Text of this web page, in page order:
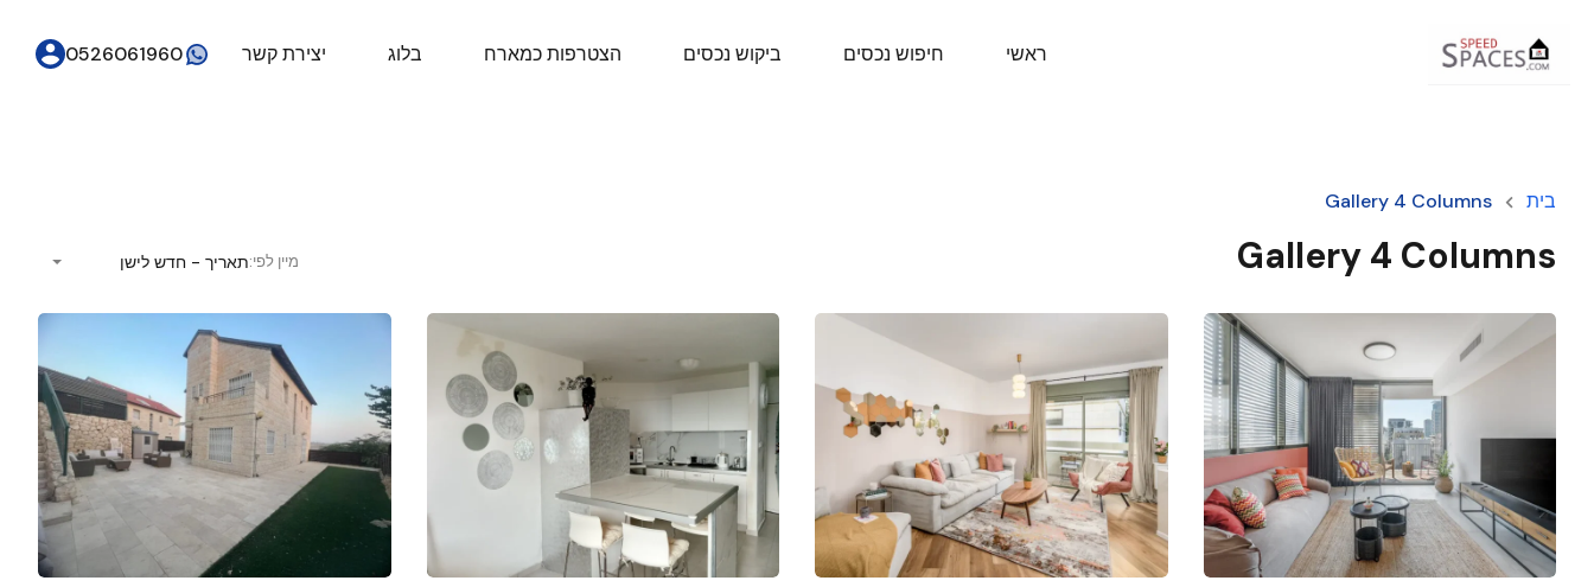
ראשי חיפוש נכסים ביקוש נכסים הצטרפות כמארח בלוג יצירת קשר 0526061960
בית Gallery 4 Columns
Gallery 4 Columns מיין לפי:תאריך - חדש לישן